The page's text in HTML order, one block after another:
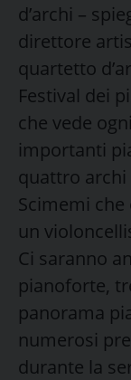
d’archi –
direttore
quartetto
Festival dei
che vede
importanti
quattro archi
Scimemi
un
Ci saranno
pianoforte,
panorama
numerosi
durante la